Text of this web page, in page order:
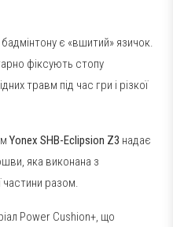
є «вшитий» язичок.
фіксують стопу
травм під час гри і різкої
Yonex SHB-Eclipsion Z3 надає
яка виконана з
частини разом.
Power Cushion+, що